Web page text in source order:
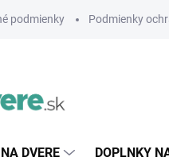
podmienky Podmienky
DVERE DOPLNKY